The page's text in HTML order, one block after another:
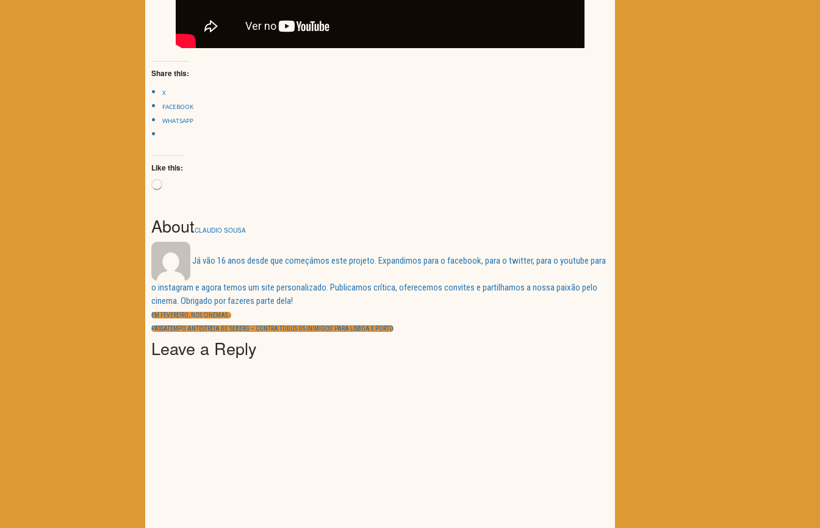
Share this:
X
FACEBOOK
WHATSAPP
Like this:
Loading…
AboutCLAUDIO SOUSA
Já vão 16 anos desde que começámos este projeto. Expandimos para o facebook, para o twitter, para o youtube para
o instagram e agora temos um site personalizado. Publicamos crítica, oferecemos convites e partilhamos a nossa paixão pelo
cinema. Obrigado por fazeres parte dela!
Navegação
de
artigos
PREVIOUS
EM FEVEREIRO, NOS CINEMAS…
NEXT
PASSATEMPO ANTESTREIA DE ‘SEBERG – CONTRA TODOS OS INIMIGOS’ PARA LISBOA E PORTO
Leave a Reply